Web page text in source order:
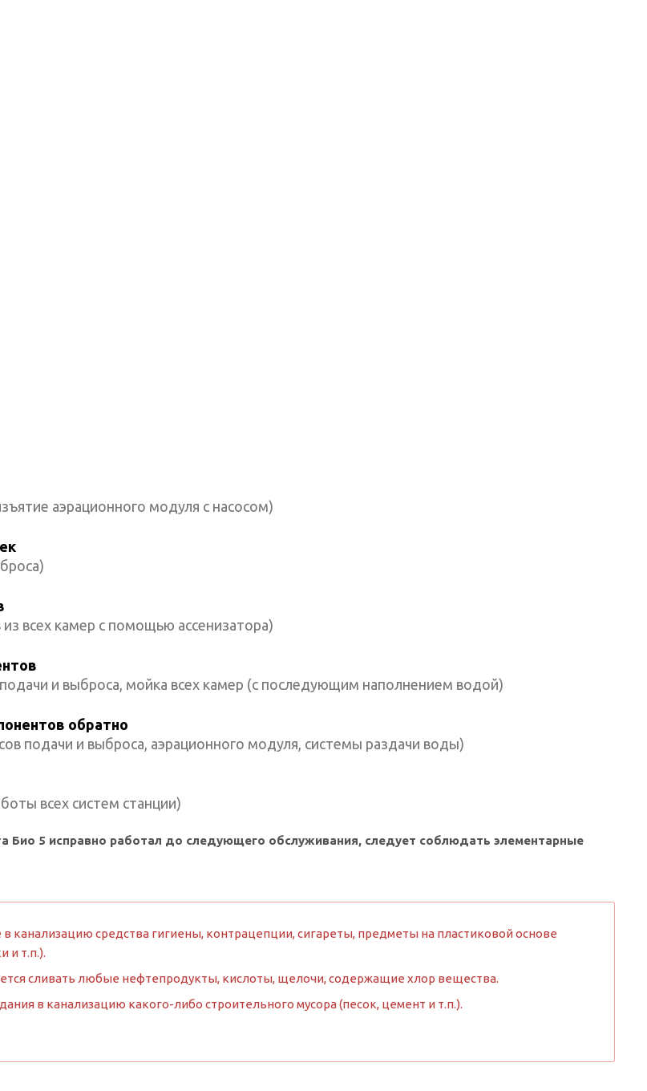
аэрационного модуля с насосом)
из всех камер с помощью ассенизатора)
и выброса, мойка всех камер (с последующим наполнением водой)
обратно
подачи и выброса, аэрационного модуля, системы раздачи воды)
всех систем станции)
Био 5 исправно работал до следующего обслуживания, следует соблюдать элементарные
в канализацию средства гигиены, контрацепции, сигареты, предметы на пластиковой основе
и т.п.).
сливать любые нефтепродукты, кислоты, щелочи, содержащие хлор вещества.
в канализацию какого-либо строительного мусора (песок, цемент и т.п.).